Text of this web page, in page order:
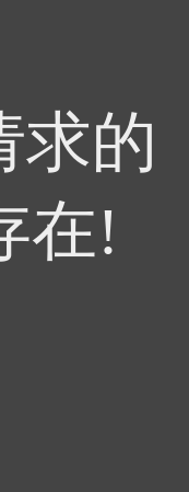
求的
在!